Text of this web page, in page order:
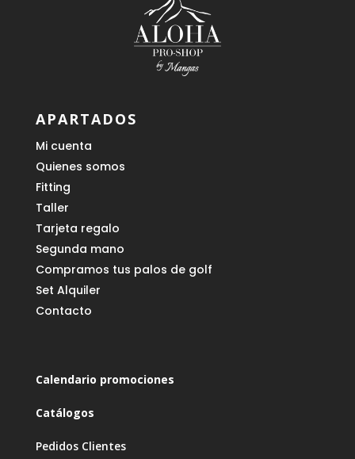
APARTADOS
Mi cuenta
Quienes somos
Fitting
Taller
Tarjeta regalo
Segunda mano
Compramos tus palos de golf
Set Alquiler
Contacto
Calendario promociones
Catálogos
Pedidos Clientes